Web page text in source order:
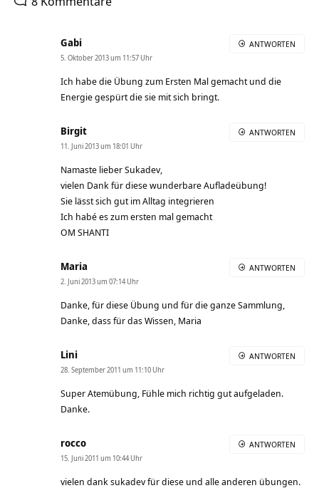
Gabi
5. Oktober 2013 um 11:57 Uhr
Ich habe die Übung zum Ersten Mal gemacht und die
Energie gespürt die sie mit sich bringt.
ANTWORTEN
Birgit
11. Juni 2013 um 18:01 Uhr
Namaste lieber Sukadev,
vielen Dank für diese wunderbare Aufladeübung!
Sie lässt sich gut im Alltag integrieren
Ich habé es zum ersten mal gemacht
OM SHANTI
ANTWORTEN
Maria
2. Juni 2013 um 07:14 Uhr
Danke, für diese Übung und für die ganze Sammlung,
Danke, dass für das Wissen, Maria
ANTWORTEN
Lini
28. September 2011 um 11:10 Uhr
Super Atemübung, Fühle mich richtig gut aufgeladen.
Danke.
ANTWORTEN
rocco
15. Juni 2011 um 10:44 Uhr
vielen dank sukadev für diese und alle anderen übungen.
ANTWORTEN